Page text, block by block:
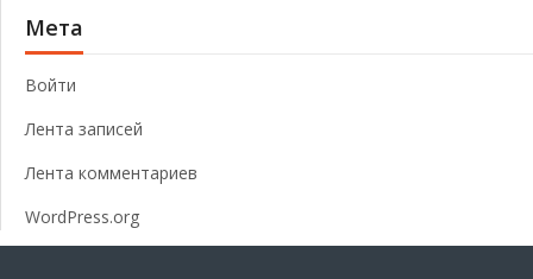
Мета
Войти
Лента записей
Лента комментариев
WordPress.org